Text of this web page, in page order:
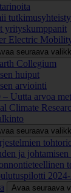
yrityskumppanit
Electric
seuraava
Collegium
huiput
arviointi
– Uutta arvoa
Climate
seuraava
ja
Avaa seuraava